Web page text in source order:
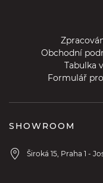
Obchodní
Tabulka
Formulář
SHOWROOM
Široká 15, Praha 1 -